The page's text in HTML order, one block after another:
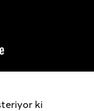
ki